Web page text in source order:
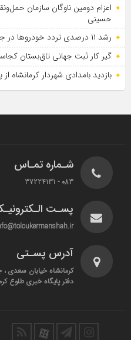
اعزام دومین ناوگان سازمان
حسینی
رشد ۱۱ درصدی تردد خودروها در جاده‌های مسیر زوار اربعین در کرمانشاه
گیر کار ثبت جهانی تاق‌بستان
بازدید بامدادی شهردار کرمانشاه
شـماره تمـاس
083 - 37224131
پسـت
آدرس پسـتی
دفتر پایگاه خبری طلوع